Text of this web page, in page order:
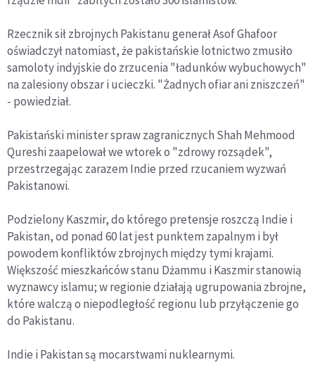
Rzecznik sił zbrojnych Pakistanu generał Asof Ghafoor
oświadczył natomiast, że pakistańskie lotnictwo zmusiło
samoloty indyjskie do zrzucenia "ładunków wybuchowych"
na zalesiony obszar i ucieczki. "Żadnych ofiar ani zniszczeń"
- powiedział.
Pakistański minister spraw zagranicznych Shah Mehmood
Qureshi zaapelował we wtorek o "zdrowy rozsądek",
przestrzegając zarazem Indie przed rzucaniem wyzwań
Pakistanowi.
Podzielony Kaszmir, do którego pretensje roszczą Indie i
Pakistan, od ponad 60 lat jest punktem zapalnym i był
powodem konfliktów zbrojnych między tymi krajami.
Większość mieszkańców stanu Dżammu i Kaszmir stanowią
wyznawcy islamu; w regionie działają ugrupowania zbrojne,
które walczą o niepodległość regionu lub przyłączenie go
do Pakistanu.
Indie i Pakistan są mocarstwami nuklearnymi.